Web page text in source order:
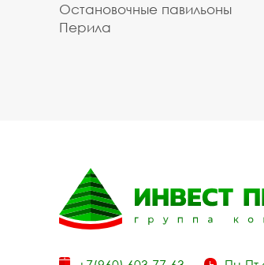
Остановочные павильоны
Перила